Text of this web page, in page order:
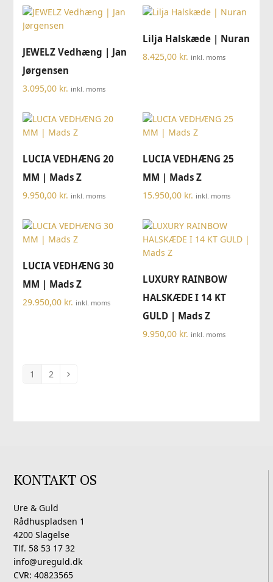
JEWELZ Vedhæng | Jan
Jørgensen
3.095,00 kr. inkl. moms
Lilja Halskæde | Nuran
8.425,00 kr. inkl. moms
LUCIA VEDHÆNG 20
MM | Mads Z
9.950,00 kr. inkl. moms
LUCIA VEDHÆNG 25
MM | Mads Z
15.950,00 kr. inkl. moms
LUCIA VEDHÆNG 30
MM | Mads Z
29.950,00 kr. inkl. moms
LUXURY RAINBOW
HALSKÆDE I 14 KT
GULD | Mads Z
9.950,00 kr. inkl. moms
1 2
KONTAKT OS
Ure & Guld
Rådhuspladsen 1
4200 Slagelse
Tlf. 58 53 17 32
info@ureguld.dk
CVR: 40823565